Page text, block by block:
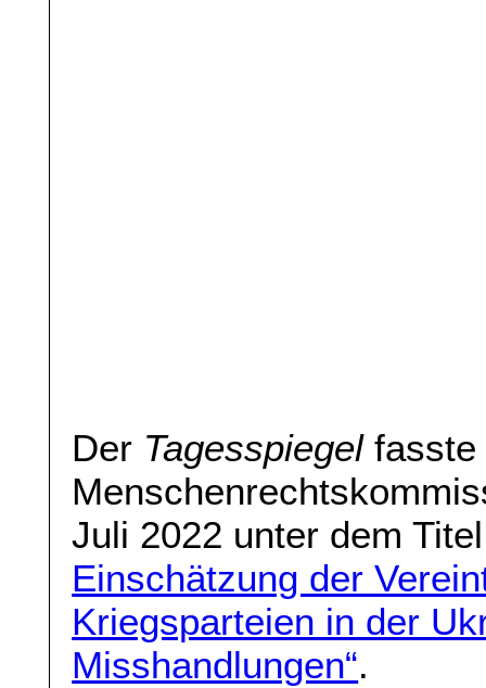
Der Tagesspiegelfasste
Juli 2022 unter dem
Einschätzung der
Kriegsparteien in der
Misshandlungen“.